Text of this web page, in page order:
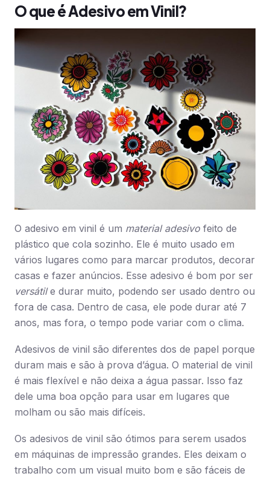
O que é Adesivo em Vinil?
O adesivo em vinil é um material adesivo feito de
plástico que cola sozinho. Ele é muito usado em
vários lugares como para marcar produtos, decorar
casas e fazer anúncios. Esse adesivo é bom por ser
versátile durar muito, podendo ser usado dentro ou
fora de casa. Dentro de casa, ele pode durar até 7
anos, mas fora, o tempo pode variar com o clima.
Adesivos de vinil são diferentes dos de papel porque
duram mais e são à prova d’água. O material de vinil
é mais flexível e não deixa a água passar. Isso faz
dele uma boa opção para usar em lugares que
molham ou são mais difíceis.
Os adesivos de vinil são ótimos para serem usados
em máquinas de impressão grandes. Eles deixam o
trabalho com um visual muito bom e são fáceis de